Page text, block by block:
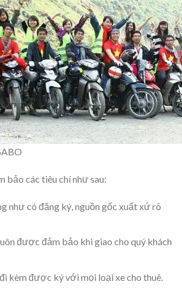
bảo các tiêu chí như sau:
như có đăng ký, nguồn gốc xuất xứ rõ
được đảm bảo khi giao cho quý khách
kèm được ký với mọi loại xe cho thuê.